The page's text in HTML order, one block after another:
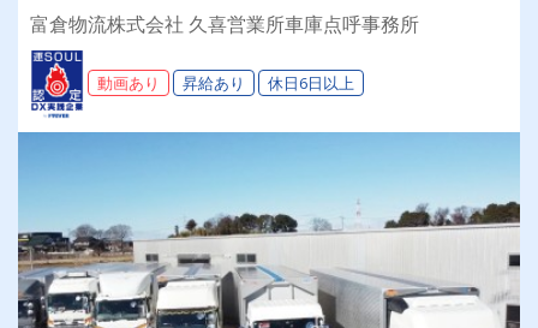
富倉物流株式会社 久喜営業所車庫点呼事務所
動画あり 昇給あり 休日6日以上